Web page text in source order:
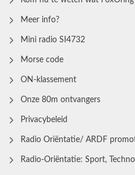
Meer info?
Mini radio SI4732
Morse code
ON-klassement
Onze 80m ontvangers
Privacybeleid
Radio Oriëntatie/ ARDF
Radio‑Oriëntatie: Sport,